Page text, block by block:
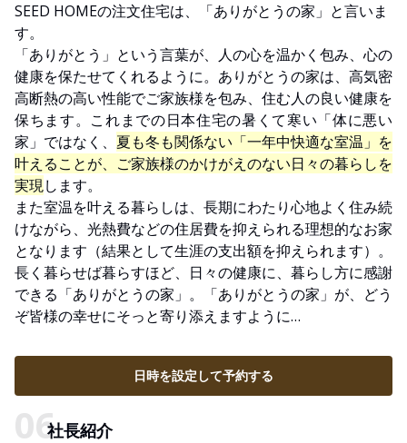
SEED HOMEの注文住宅は、「ありがとうの家」と言いま
す。
「ありがとう」という言葉が、人の心を温かく包み、心の
健康を保たせてくれるように。ありがとうの家は、高気密
高断熱の高い性能でご家族様を包み、住む人の良い健康を
保ちます。これまでの日本住宅の暑くて寒い「体に悪い
家」ではなく、 夏も冬も関係ない「一年中快適な室温」を
叶えることが、ご家族様のかけがえのない日々の暮らしを
実現します。
また室温を叶える暮らしは、長期にわたり心地よく住み続
けながら、光熱費などの住居費を抑えられる理想的なお家
となります（結果として生涯の支出額を抑えられます）。
長く暮らせば暮らすほど、日々の健康に、暮らし方に感謝
できる「ありがとうの家」。「ありがとうの家」が、どう
ぞ皆様の幸せにそっと寄り添えますように…
日時を設定して予約する
社長紹介